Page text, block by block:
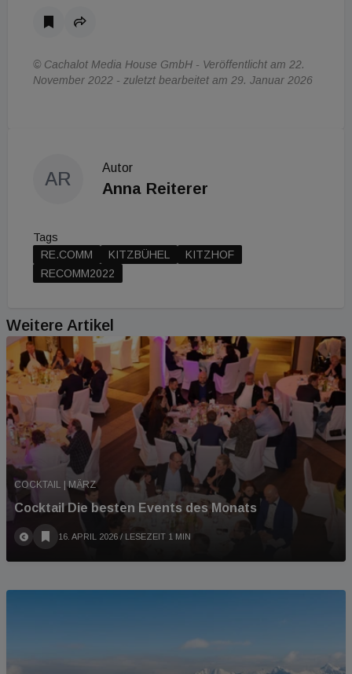
© Cachalot Media House GmbH - Veröffentlicht am 22.
November 2022 - zuletzt bearbeitet am 29. Januar 2026
AR
Autor
Anna Reiterer
Tags
RE.COMM
KITZBÜHEL
KITZHOF
RECOMM2022
Weitere Artikel
COCKTAIL | MÄRZ
Cocktail Die besten Events des Monats
16. APRIL 2026 / LESEZEIT 1 MIN